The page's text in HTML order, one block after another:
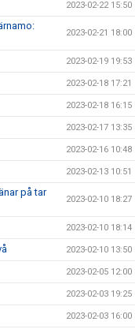
2023-02-22 15:50
2023-02-21 18:00
2023-02-19 19:53
2023-02-18 17:21
2023-02-18 16:15
2023-02-17 13:35
2023-02-16 10:48
2023-02-13 10:51
på tar
2023-02-10 18:27
2023-02-10 18:14
2023-02-10 13:50
2023-02-05 12:00
2023-02-03 19:25
2023-02-03 16:00